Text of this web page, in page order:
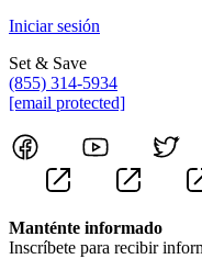
Iniciar sesión
Set & Save
(855) 314-5934
[email protected]
Manténte informado
Inscríbete para recibir